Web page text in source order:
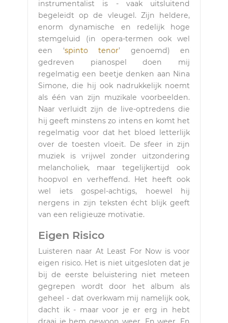
instrumentalist is - vaak uitsluitend
begeleidt op de vleugel. Zijn heldere,
enorm dynamische en redelijk hoge
stemgeluid (in opera-termen ook wel
een ‘spinto tenor’ genoemd) en
gedreven pianospel doen mij
regelmatig een beetje denken aan Nina
Simone, die hij ook nadrukkelijk noemt
als één van zijn muzikale voorbeelden.
Naar verluidt zijn de live-optredens die
hij geeft minstens zo intens en komt het
regelmatig voor dat het bloed letterlijk
over de toesten vloeit. De sfeer in zijn
muziek is vrijwel zonder uitzondering
melancholiek, maar tegelijkertijd ook
hoopvol en verheffend. Het heeft ook
wel iets gospel-achtigs, hoewel hij
nergens in zijn teksten écht blijk geeft
van een religieuze motivatie.
Eigen Risico
Luisteren naar At Least For Now is voor
eigen risico. Het is niet uitgesloten dat je
bij de eerste beluistering niet meteen
gegrepen wordt door het album als
geheel - dat overkwam mij namelijk ook,
dacht ik - maar voor je er erg in hebt